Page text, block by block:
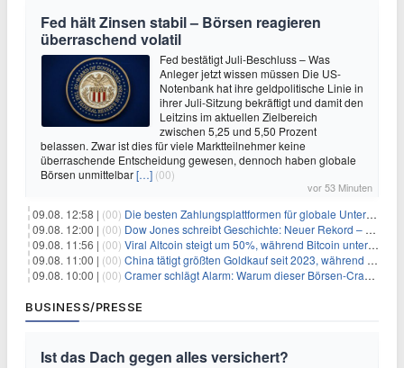
Fed hält Zinsen stabil – Börsen reagieren
überraschend volatil
Fed bestätigt Juli-Beschluss – Was
Anleger jetzt wissen müssen Die US-
Notenbank hat ihre geldpolitische Linie in
ihrer Juli-Sitzung bekräftigt und damit den
Leitzins im aktuellen Zielbereich
zwischen 5,25 und 5,50 Prozent
belassen. Zwar ist dies für viele Marktteilnehmer keine
überraschende Entscheidung gewesen, dennoch haben globale
Börsen unmittelbar[…] (00)
vor 53 Minuten
09.08. 12:58 | (00) Die besten Zahlungsplattformen für globale Unternehmen im Jahr 2026
09.08. 12:00 | (00) Dow Jones schreibt Geschichte: Neuer Rekord – und Amazon knackt die nächste Billionen-Marke
09.08. 11:56 | (00) Viral Altcoin steigt um 50%, während Bitcoin unter $65.000 fällt
09.08. 11:00 | (00) China tätigt größten Goldkauf seit 2023, während Goldpreis um 8% steigt
09.08. 10:00 | (00) Cramer schlägt Alarm: Warum dieser Börsen-Crash die beste Einstiegschance seit Monaten ist
BUSINESS/PRESSE
Ist das Dach gegen alles versichert?